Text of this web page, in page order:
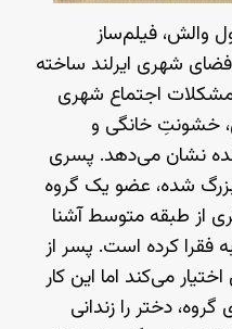
رائول والش، فیلم‌ساز
فضای شهری ایرلند ساخته
مشکلات اجتماع شهری
خشونتِ خانگی و
نشان می‌دهد. پسری
شده، عضو یک گروه
از طبقه‌ متوسط آشنا
کرده است. پسر از
می‌کند اما این کار
دختر را زندانی